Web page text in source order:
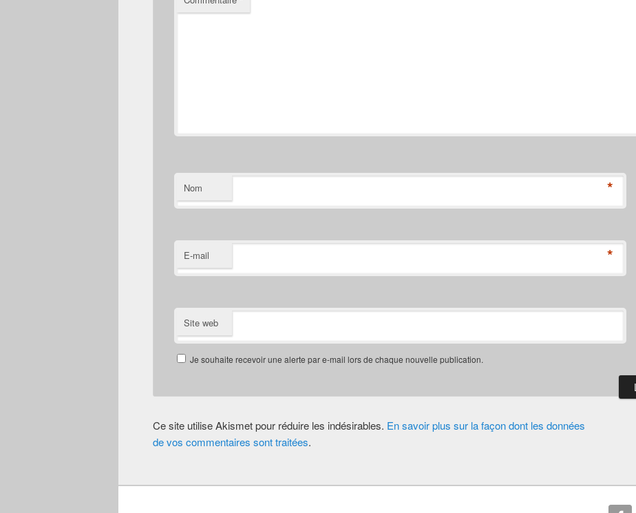
Nom *
E-mail *
Site web
Je souhaite recevoir une alerte par e-mail lors de chaque nouvelle publication.
Ce site utilise Akismet pour réduire les indésirables. En savoir plus sur la façon dont les données
de vos commentaires sont traitées.